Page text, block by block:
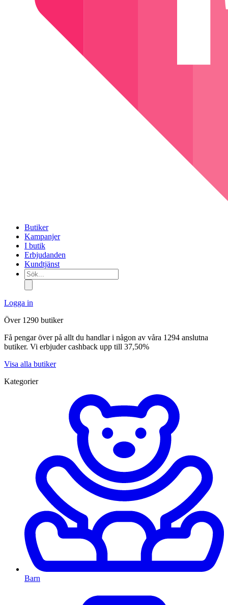
Butiker
Kampanjer
I butik
Erbjudanden
Kundtjänst
Sök...
Logga in
Över 1290 butiker
Få pengar över på allt du handlar i någon av våra 1294 anslutna
butiker. Vi erbjuder cashback upp till 37,50%
Visa alla butiker
Kategorier
Barn